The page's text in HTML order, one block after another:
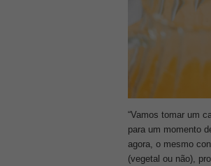
“Vamos tomar um
para um momento
agora, o mesmo
(vegetal ou não),